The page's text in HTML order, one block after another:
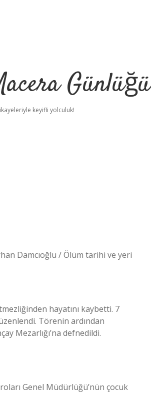
Günlüğü
keyifli yolculuk!
Damcıoğlu / Ölüm tarihi ve yeri
hayatını kaybetti. 7
Törenin ardından
Mezarlığı’na defnedildi.
Genel Müdürlüğü’nün çocuk